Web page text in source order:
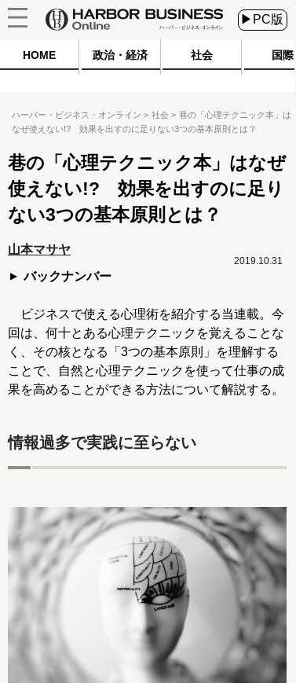
▶PC版
HOME 政治・経済 社会 国際
ハーバー・ビジネス・オンライン 社会
巷の「心理テクニック本」は
なぜ使えない!? 効果を出すのに足りない3つの基本原則とは？
巷の「心理テクニック本」はなぜ
使えない!? 効果を出すのに足り
ない3つの基本原則とは？
山本マサヤ
バックナンバー
2019.10.31
ビジネスで使える心理術を紹介する当連載。今
回は、何十とある心理テクニックを覚えることな
く、その核となる「3つの基本原則」を理解する
ことで、自然と心理テクニックを使って仕事の成
果を高めることができる方法について解説する。
情報過多で実践に至らない